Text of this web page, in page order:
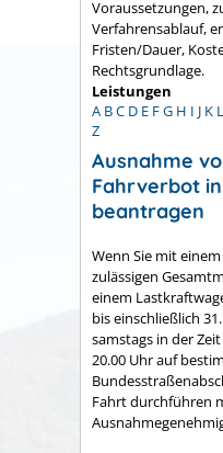
Voraussetzungen,
Verfahrensablauf,
Fristen/Dauer,
Rechtsgrundlage.
Leistungen
A BC D E FG H I J K L
Z
Ausnahme
Fahrverbot
beantragen
Wenn Sie mit
zulässigen
einem
bis einschließlich
samstags in der
20.00 Uhr auf
Fahrt durchführen